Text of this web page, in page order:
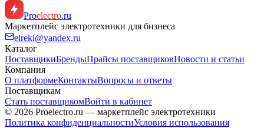
Proelectro.ru
Маркетплейс электротехники для бизнеса
elrekl@yandex.ru
Каталог
ПоставщикиБрендыПрайсы поставщиковНовости и статьи
Компания
О платформеКонтактыВопросы и ответы
Поставщикам
Стать поставщикомВойти в кабинет
© 2026 Proelectro.ru — маркетплейс электротехники
Политика конфиденциальностиУсловия использования